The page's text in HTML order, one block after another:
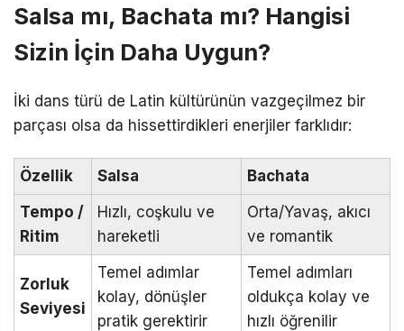
Salsa mı, Bachata mı? Hangisi
Sizin İçin Daha Uygun?
İki dans türü de Latin kültürünün vazgeçilmez bir
parçası olsa da hissettirdikleri enerjiler farklıdır:
Özellik Salsa
Bachata
Tempo /
Ritim
Hızlı, coşkulu ve
hareketli
Orta/Yavaş, akıcı
ve romantik
Zorluk
Seviyesi
Temel adımlar
kolay, dönüşler
pratik gerektirir
Temel adımları
oldukça kolay ve
hızlı öğrenilir